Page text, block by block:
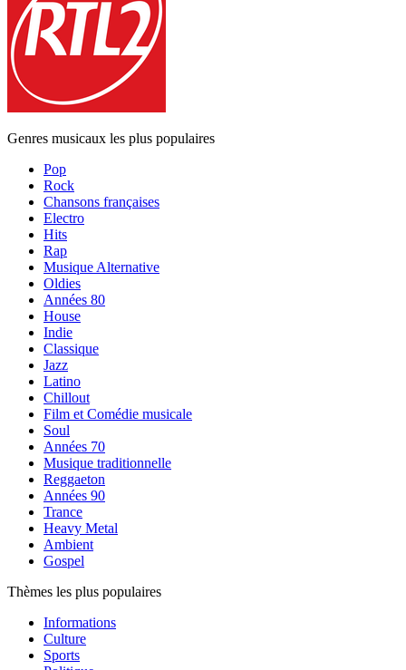
Genres musicaux les plus populaires
Pop
Rock
Chansons françaises
Electro
Hits
Rap
Musique Alternative
Oldies
Années 80
House
Indie
Classique
Jazz
Latino
Chillout
Film et Comédie musicale
Soul
Années 70
Musique traditionnelle
Reggaeton
Années 90
Trance
Heavy Metal
Ambient
Gospel
Thèmes les plus populaires
Informations
Culture
Sports